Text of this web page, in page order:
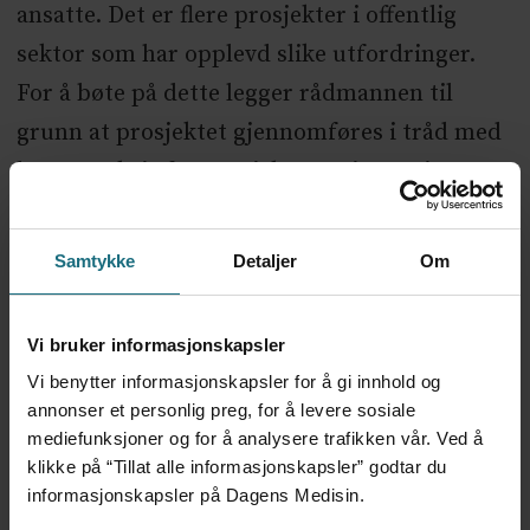
Samtykke Detaljer Om
Vi bruker informasjonskapsler
Vi benytter informasjonskapsler for å gi innhold og
annonser et personlig preg, for å levere sosiale
mediefunksjoner og for å analysere trafikken vår. Ved å
klikke på “Tillat alle informasjonskapsler” godtar du
informasjonskapsler på Dagens Medisin.
ansatte. Det er flere prosjekter i offentlig
sektor som har opplevd slike utfordringer.
For å bøte på dette legger rådmannen til
grunn at prosjektet gjennomføres i tråd med
beste praksis for prosjekt -og eierstyring av
styringslinje, heter det i protokollen.
sjefen i Trondheim, Bjørn J. Villa, som også er
førsteamanuensis II ved NTNU, stiller
spørsmål om det er riktig vurdering at en
suite-leverandør, altså én leverandør som
leverer alle komponenter i en slik løsning,